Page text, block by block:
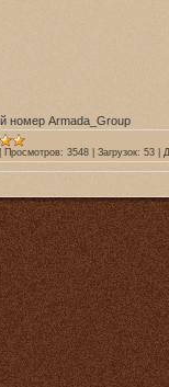
номер Armada_Group
Просмотров: 3548 Загрузок: 53